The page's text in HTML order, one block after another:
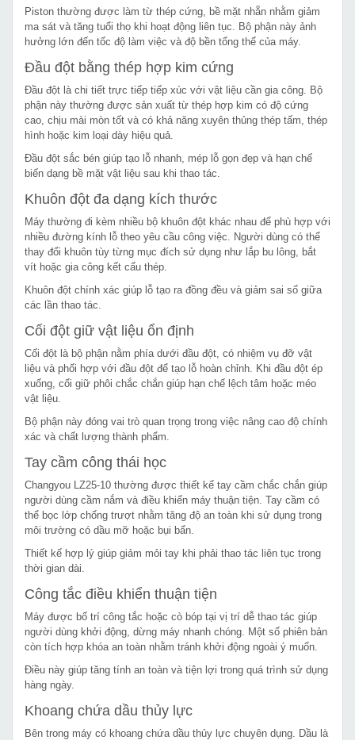
Piston thường được làm từ thép cứng, bề mặt nhẵn nhằm giảm
ma sát và tăng tuổi thọ khi hoạt động liên tục. Bộ phận này ảnh
hưởng lớn đến tốc độ làm việc và độ bền tổng thể của máy.
Đầu đột bằng thép hợp kim cứng
Đầu đột là chi tiết trực tiếp tiếp xúc với vật liệu cần gia công. Bộ
phận này thường được sản xuất từ thép hợp kim có độ cứng
cao, chịu mài mòn tốt và có khả năng xuyên thủng thép tấm, thép
hình hoặc kim loại dày hiệu quả.
Đầu đột sắc bén giúp tạo lỗ nhanh, mép lỗ gọn đẹp và hạn chế
biến dạng bề mặt vật liệu sau khi thao tác.
Khuôn đột đa dạng kích thước
Máy thường đi kèm nhiều bộ khuôn đột khác nhau để phù hợp với
nhiều đường kính lỗ theo yêu cầu công việc. Người dùng có thể
thay đổi khuôn tùy từng mục đích sử dụng như lắp bu lông, bắt
vít hoặc gia công kết cấu thép.
Khuôn đột chính xác giúp lỗ tạo ra đồng đều và giảm sai số giữa
các lần thao tác.
Cối đột giữ vật liệu ổn định
Cối đột là bộ phận nằm phía dưới đầu đột, có nhiệm vụ đỡ vật
liệu và phối hợp với đầu đột để tạo lỗ hoàn chỉnh. Khi đầu đột ép
xuống, cối giữ phôi chắc chắn giúp hạn chế lệch tâm hoặc méo
vật liệu.
Bộ phận này đóng vai trò quan trọng trong việc nâng cao độ chính
xác và chất lượng thành phẩm.
Tay cầm công thái học
Changyou LZ25-10 thường được thiết kế tay cầm chắc chắn giúp
người dùng cầm nắm và điều khiển máy thuận tiện. Tay cầm có
thể bọc lớp chống trượt nhằm tăng độ an toàn khi sử dụng trong
môi trường có dầu mỡ hoặc bụi bẩn.
Thiết kế hợp lý giúp giảm mỏi tay khi phải thao tác liên tục trong
thời gian dài.
Công tắc điều khiển thuận tiện
Máy được bố trí công tắc hoặc cò bóp tại vị trí dễ thao tác giúp
người dùng khởi động, dừng máy nhanh chóng. Một số phiên bản
còn tích hợp khóa an toàn nhằm tránh khởi động ngoài ý muốn.
Điều này giúp tăng tính an toàn và tiện lợi trong quá trình sử dụng
hàng ngày.
Khoang chứa dầu thủy lực
Bên trong máy có khoang chứa dầu thủy lực chuyên dụng. Dầu là